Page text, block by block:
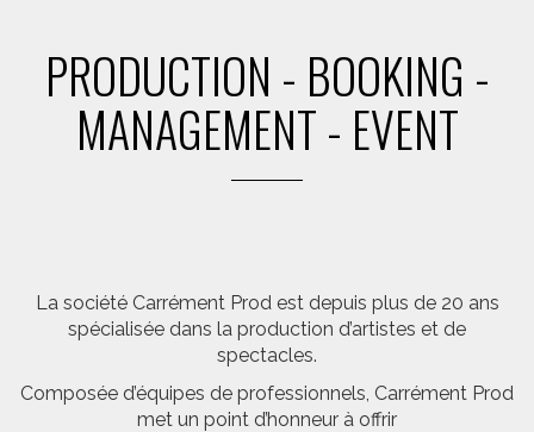
PRODUCTION - BOOKING -
MANAGEMENT - EVENT
La société Carrément Prod est depuis plus de 20 ans
spécialisée dans la production d’artistes et de
spectacles.
Composée d’équipes de professionnels, Carrément Prod
met un point d’honneur à offrir